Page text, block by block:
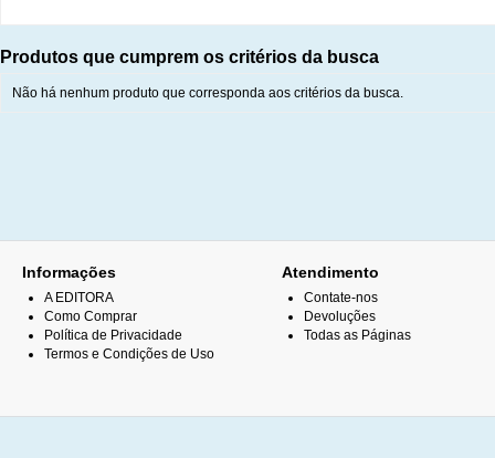
Produtos que cumprem os critérios da busca
Não há nenhum produto que corresponda aos critérios da busca.
Informações
A EDITORA
Como Comprar
Política de Privacidade
Termos e Condições de Uso
Atendimento
Contate-nos
Devoluções
Todas as Páginas